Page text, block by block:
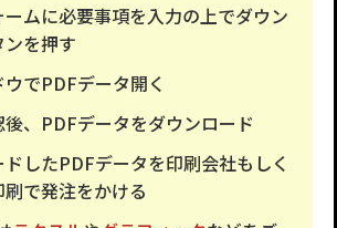
ムに必要事項を入力の上でダウン
を押す
でPDFデータ開く
、PDFデータをダウンロード
したPDFデータを印刷会社もしく
で発注をかける